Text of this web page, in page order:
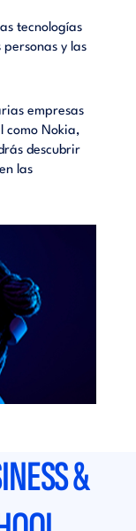
tecnologías
y las
empresas
como Nokia,
descubrir
las
&